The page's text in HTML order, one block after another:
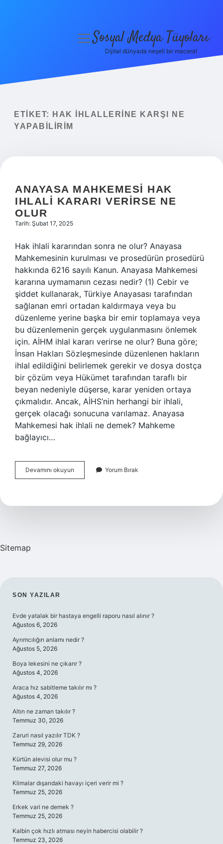
Yasal Uyarı
menüyüSosyal Medya Tüyoları
Dijital dünyada neşeli bir macera!
ETIKET:
HAK IHLALLERINE KARŞI NE
YAPABILIRIM
ANAYASA MAHKEMESI HAK
IHLALI KARARI VERIRSE NE
OLUR
Tarih: Şubat 17, 2025
Hak ihlali kararından sonra ne olur? Anayasa
Mahkemesinin kurulması ve prosedürün prosedürü
hakkında 6216 sayılı Kanun. Anayasa Mahkemesi
kararına uymamanın cezası nedir? (1) Cebir ve
şiddet kullanarak, Türkiye Anayasası tarafından
sağlanan emri ortadan kaldırmaya veya bu
düzenleme yerine başka bir emir toplamaya veya
bu düzenlemenin gerçek uygulanmasını önlemek
için. AİHM ihlal kararı verirse ne olur? Buna göre;
İnsan Hakları Sözleşmesinde düzenlenen hakların
ihlal edildiğini belirlemek gerekir ve dosya dostça
bir çözüm veya Hükümet tarafından taraflı bir
beyan nedeniyle düşerse, karar yeniden ortaya
çıkmalıdır. Ancak, AİHS’nin herhangi bir ihlali,
gerçek olacağı sonucuna varılamaz. Anayasa
Mahkemesi hak ihlali ne demek? Mahkeme
bağlayıcı…
Devamını okuyun Anayasa
Mahkemesi
Kararı
Yorum Bırak
Sitemap
SIDEBAR
SON YAZILAR
Evde yatalak bir hastaya engelli raporu nasıl alınır ?
Ağustos 6, 2026
Ayrımcılığın anlamı nedir ?
Ağustos 5, 2026
Boya lekesini ne çıkarır ?
Ağustos 4, 2026
Araca hız sabitleme takılır mı ?
Ağustos 4, 2026
Altın ne zaman takılır ?
Temmuz 30, 2026
Zaruri nasıl yazılır TDK ?
Temmuz 29, 2026
Kürtün alevisi olur mu ?
Temmuz 27, 2026
Klimalar dışarıdaki havayı içeri verir mi ?
Temmuz 25, 2026
Erkek vari ne demek ?
Temmuz 25, 2026
Kalbin çok hızlı atması neyin habercisi olabilir ?
Temmuz 23, 2026